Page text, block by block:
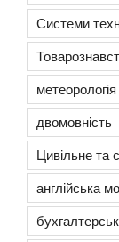
Системи
метеорологія
двомовність
Цивільне та
англійська